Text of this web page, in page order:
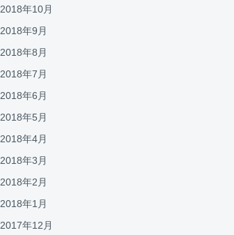
2018年10月
2018年9月
2018年8月
2018年7月
2018年6月
2018年5月
2018年4月
2018年3月
2018年2月
2018年1月
2017年12月